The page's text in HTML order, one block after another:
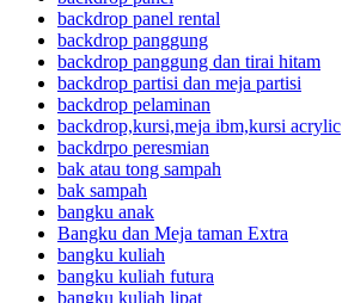
backdrop panel rental
backdrop panggung
backdrop panggung dan tirai hitam
backdrop partisi dan meja partisi
backdrop pelaminan
backdrop,kursi,meja ibm,kursi acrylic
backdrpo peresmian
bak atau tong sampah
bak sampah
bangku anak
Bangku dan Meja taman Extra
bangku kuliah
bangku kuliah futura
bangku kuliah lipat